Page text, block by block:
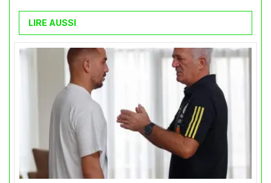
LIRE AUSSI